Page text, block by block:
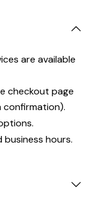
are available
checkout page
hours.